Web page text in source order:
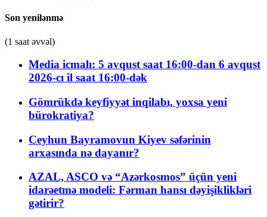
Son yenilənmə
(1 saat əvvəl)
Media icmalı: 5 avqust saat 16:00-dan 6 avqust
2026-cı il saat 16:00-dək
Gömrükdə keyfiyyət inqilabı, yoxsa yeni
bürokratiya?
Ceyhun Bayramovun Kiyev səfərinin
arxasında nə dayanır?
AZAL, ASCO və “Azərkosmos” üçün yeni
idarəetmə modeli: Fərman hansı dəyişiklikləri
gətirir?